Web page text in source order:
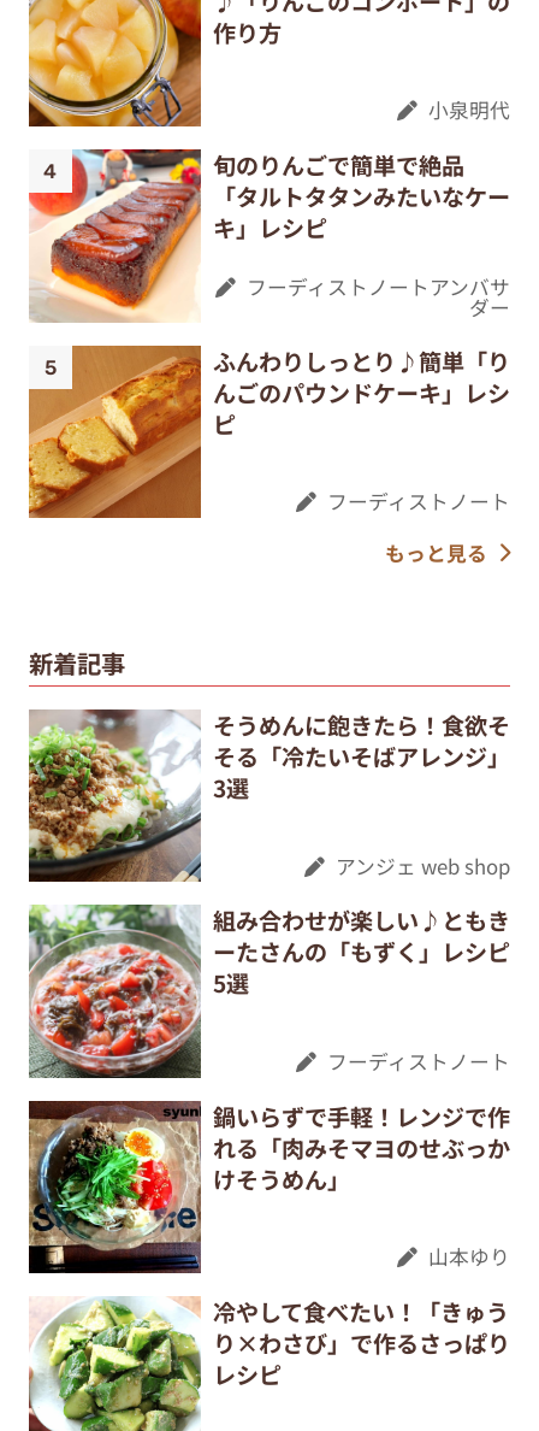
作り方
小泉明代
旬のりんごで簡単で絶品
「タルトタタンみたいなケー
キ」レシピ
フーディストノートアンバサ
ダー
ふんわりしっとり♪簡単「り
んごのパウンドケーキ」レシ
ピ
フーディストノート
もっと見る
新着記事
そうめんに飽きたら！食欲そ
そる「冷たいそばアレンジ」
3選
アンジェ web shop
組み合わせが楽しい♪ともき
ーたさんの「もずく」レシピ
5選
フーディストノート
鍋いらずで手軽！レンジで作
れる「肉みそマヨのせぶっか
けそうめん」
山本ゆり
冷やして食べたい！「きゅう
り×わさび」で作るさっぱり
レシピ